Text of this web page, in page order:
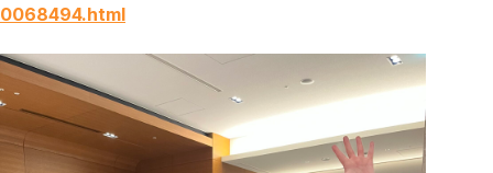
0068494.html